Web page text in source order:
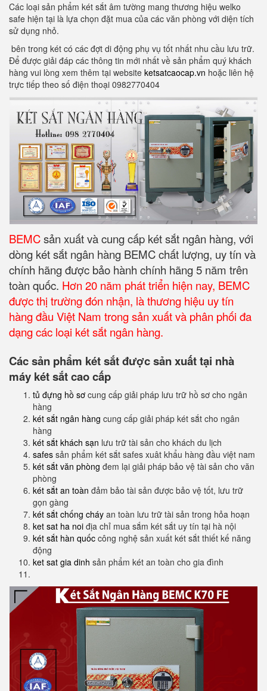
Các loại sản phẩm két sắt âm tường mang thương hiệu welko
safe hiện tại là lựa chọn đặt mua của các văn phòng với diện tích
sử dụng nhỏ.
bên trong két có các đợt di động phụ vụ tốt nhất nhu cầu lưu trữ.
Để được giải đáp các thông tin mới nhất về sản phẩm quý khách
hàng vui lòng xem thêm tại website ketsatcaocap.vn hoặc liên hệ
trực tiếp theo số điện thoại 0982770404
BEMCsản xuất và cung cấp két sắt ngân hàng, với
dòng két sắt ngân hàng BEMC chất lượng, uy tín và
chính hãng được bảo hành chính hãng 5 năm trên
toàn quốc. Hơn 20 năm phát triển hiện nay, BEMC
được thị trường đón nhận, là thương hiệu uy tín
hàng đầu Việt Nam trong sản xuất và phân phối đa
dạng các loại két sắt ngân hàng.
Các sản phẩm két sắt được sản xuất tại nhà
máy két sắt cao cấp
tủ đựng hồ sơ cung cấp giải pháp lưu trữ hồ sơ cho ngân
hàng
két sắt ngân hàng cung cấp giải pháp két sắt cho ngân
hàng
két sắt khách sạn lưu trữ tài sản cho khách du lịch
safes sản phẩm két sắt safes xuât khẩu hàng đầu việt nam
két sắt văn phòng đem lại giải pháp bảo vệ tài sản cho văn
phòng
két sắt an toàn đảm bảo tài sản được bảo vệ tốt, lưu trữ
gọn gàng
két sắt chống cháy an toàn lưu trữ tài sản trong hỏa hoạn
ket sat ha noi địa chỉ mua sắm két sắt uy tín tại hà nội
két sắt hàn quốc công nghệ sản xuất két sắt thiết kế năng
động
ket sat gia dinh sản phẩm két an toàn cho gia đình